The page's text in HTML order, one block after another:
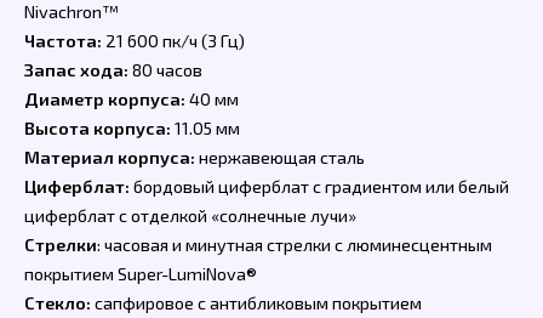
Nivachron™
Частота: 21 600 пк/ч (3 Гц)
Запас хода: 80 часов
Диаметр корпуса: 40 мм
Высота корпуса: 11.05 мм
Материал корпуса: нержавеющая сталь
Циферблат: бордовый циферблат с градиентом или белый
циферблат с отделкой «солнечные лучи»
Стрелки: часовая и минутная стрелки с люминесцентным
покрытием Super-LumiNova®
Стекло: сапфировое с антибликовым покрытием